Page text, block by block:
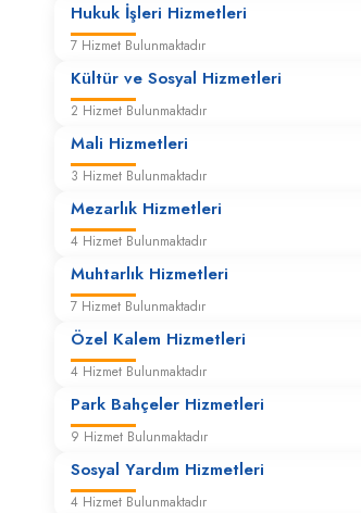
İmar Barışı-Cins Değişikliği
İmar Durum Belgesi (Kat ilavesi)
İmar Durum Belgesi (Kırsal Amaçlı)
Yenileme)
İmar Durum Belgesi (Tadilat)
İmar Durum Belgesi (Tarımsal
Amaçlı)
Hukuk İşleri Hizmetleri
7 Hizmet Bulunmaktadır
Kültür ve Sosyal Hizmetleri
2 Hizmet Bulunmaktadır
Mali Hizmetleri
3 Hizmet Bulunmaktadır
Mezarlık Hizmetleri
4 Hizmet Bulunmaktadır
Muhtarlık Hizmetleri
7 Hizmet Bulunmaktadır
Özel Kalem Hizmetleri
4 Hizmet Bulunmaktadır
Park Bahçeler Hizmetleri
9 Hizmet Bulunmaktadır
Sosyal Yardım Hizmetleri
4 Hizmet Bulunmaktadır